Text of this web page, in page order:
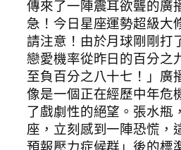
傳來了一陣震耳欲聾的廣
急！今日星座運勢超級大
請注意！由於月球剛剛打
戀愛機率從昨日的百分之
至負百分之八十七！」廣
像是一個正在經歷中年危
了戲劇性的絕望。張水瓶
座，立刻感到一陣恐慌，